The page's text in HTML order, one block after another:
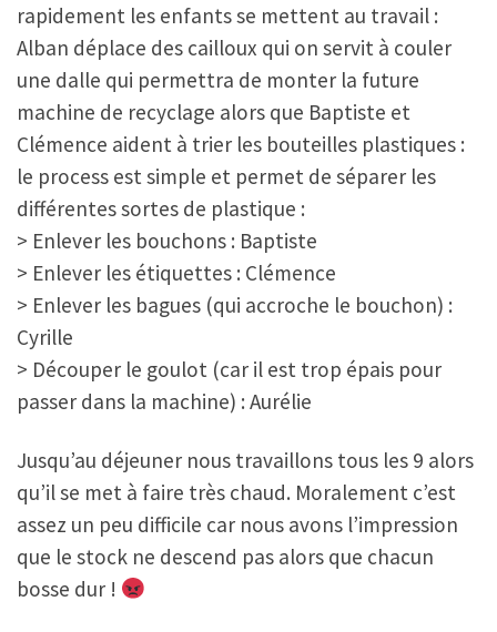
rapidement les enfants se mettent au travail :
Alban déplace des cailloux qui on servit à couler
une dalle qui permettra de monter la future
machine de recyclage alors que Baptiste et
Clémence aident à trier les bouteilles plastiques :
le process est simple et permet de séparer les
différentes sortes de plastique :
> Enlever les bouchons : Baptiste
> Enlever les étiquettes : Clémence
> Enlever les bagues (qui accroche le bouchon) :
Cyrille
> Découper le goulot (car il est trop épais pour
passer dans la machine) : Aurélie
Jusqu’au déjeuner nous travaillons tous les 9 alors
qu’il se met à faire très chaud. Moralement c’est
assez un peu difficile car nous avons l’impression
que le stock ne descend pas alors que chacun
bosse dur !